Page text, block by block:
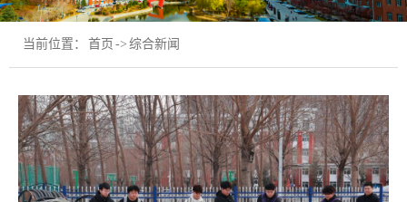
当前位置： 首页 -> 综合新闻